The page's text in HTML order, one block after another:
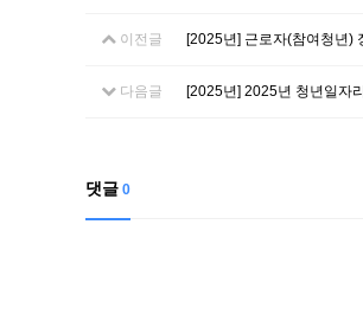
이전글 [2025년] 근로자(참여청년)
다음글 [2025년] 2025년 청년일자
댓글 0